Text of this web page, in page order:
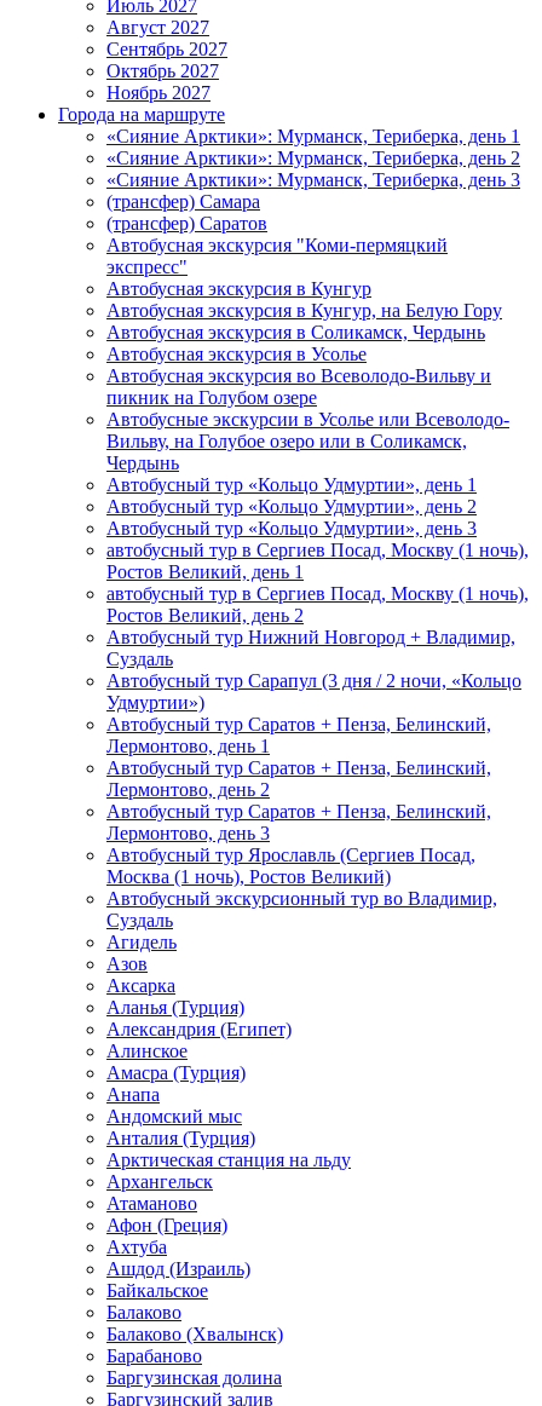
Июль 2027
Август 2027
Сентябрь 2027
Октябрь 2027
Ноябрь 2027
Города на маршруте
«Сияние Арктики»: Мурманск, Териберка, день 1
«Сияние Арктики»: Мурманск, Териберка, день 2
«Сияние Арктики»: Мурманск, Териберка, день 3
(трансфер) Самара
(трансфер) Саратов
Автобусная экскурсия "Коми-пермяцкий
экспресс"
Автобусная экскурсия в Кунгур
Автобусная экскурсия в Кунгур, на Белую Гору
Автобусная экскурсия в Соликамск, Чердынь
Автобусная экскурсия в Усолье
Автобусная экскурсия во Всеволодо-Вильву и
пикник на Голубом озере
Автобусные экскурсии в Усолье или Всеволодо-
Вильву, на Голубое озеро или в Соликамск,
Чердынь
Автобусный тур «Кольцо Удмуртии», день 1
Автобусный тур «Кольцо Удмуртии», день 2
Автобусный тур «Кольцо Удмуртии», день 3
автобусный тур в Сергиев Посад, Москву (1 ночь),
Ростов Великий, день 1
автобусный тур в Сергиев Посад, Москву (1 ночь),
Ростов Великий, день 2
Автобусный тур Нижний Новгород + Владимир,
Суздаль
Автобусный тур Сарапул (3 дня / 2 ночи, «Кольцо
Удмуртии»)
Автобусный тур Саратов + Пенза, Белинский,
Лермонтово, день 1
Автобусный тур Саратов + Пенза, Белинский,
Лермонтово, день 2
Автобусный тур Саратов + Пенза, Белинский,
Лермонтово, день 3
Автобусный тур Ярославль (Сергиев Посад,
Москва (1 ночь), Ростов Великий)
Автобусный экскурсионный тур во Владимир,
Суздаль
Агидель
Азов
Аксарка
Аланья (Турция)
Александрия (Египет)
Алинское
Амасра (Турция)
Анапа
Андомский мыс
Анталия (Турция)
Арктическая станция на льду
Архангельск
Атаманово
Афон (Греция)
Ахтуба
Ашдод (Израиль)
Байкальское
Балаково
Балаково (Хвалынск)
Барабаново
Баргузинская долина
Баргузинский залив